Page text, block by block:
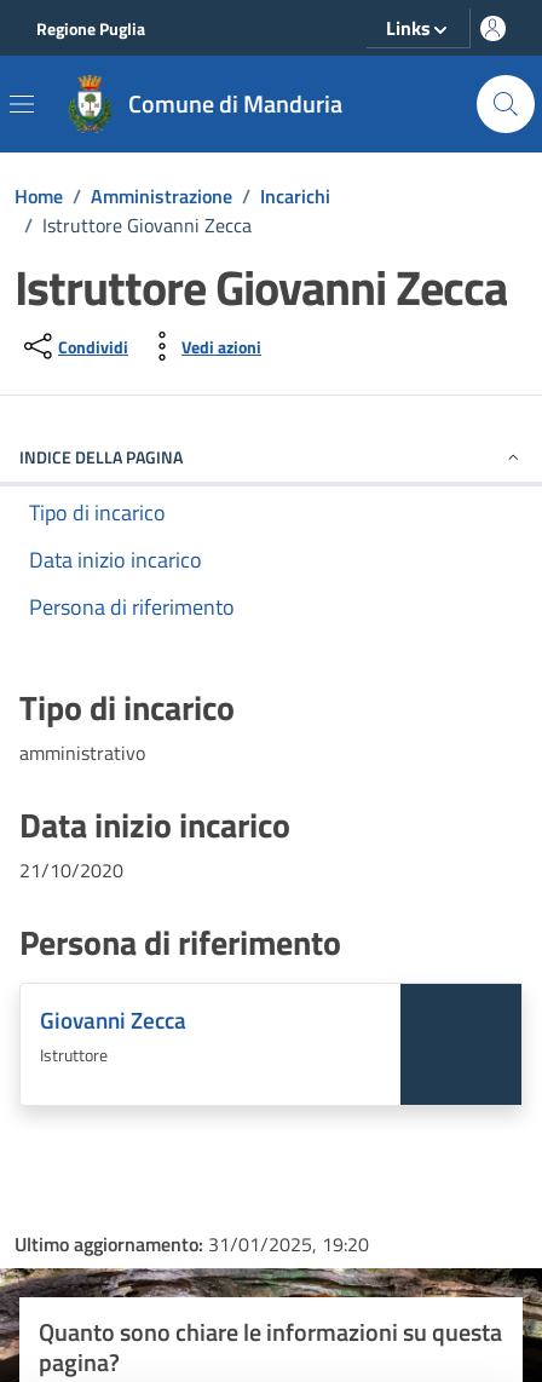
Regione Puglia Links
Comune di Manduria
Home / Amministrazione / Incarichi
/ Istruttore Giovanni Zecca
Istruttore Giovanni Zecca
Condividi Vedi azioni
INDICE DELLA PAGINA
Tipo di incarico
Data inizio incarico
Persona di riferimento
Tipo di incarico
amministrativo
Data inizio incarico
21/10/2020
Persona di riferimento
Giovanni Zecca
Istruttore
Ultimo aggiornamento: 31/01/2025, 19:20
Quanto sono chiare le informazioni su questa
pagina?